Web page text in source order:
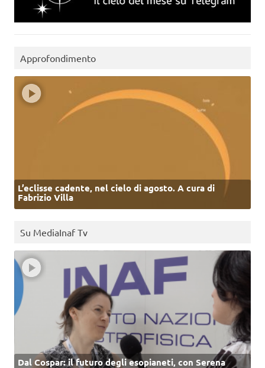
Approfondimento
L’eclisse cadente, nel cielo di agosto. A cura di
Fabrizio Villa
Su MediaInaf Tv
Dal Cospar: il futuro degli esopianeti, con Serena